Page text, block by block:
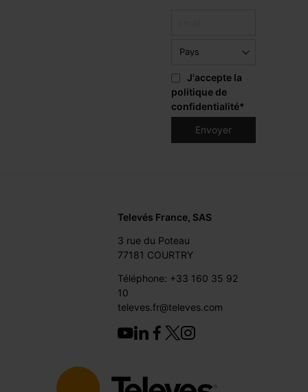
J'accepte la
politique de
confidentialité*
Televés France, SAS
3 rue du Poteau
77181 COURTRY
Téléphone: +33 160 35 92
10
televes.fr@televes.com